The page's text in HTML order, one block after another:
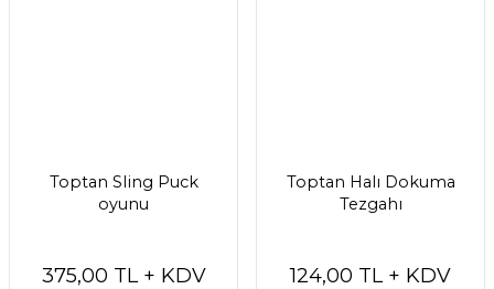
Toptan Sling Puck
oyunu
375,00 TL + KDV
Toptan Halı Dokuma
Tezgahı
124,00 TL + KDV